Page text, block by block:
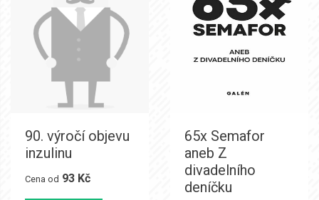
90. výročí objevu
inzulinu
Cena od 93 Kč
65x Semafor
aneb Z
divadelního
deníčku